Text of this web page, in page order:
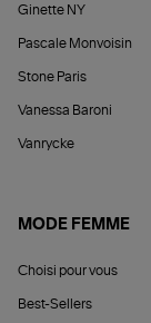
Ginette NY
Pascale Monvoisin
Stone Paris
Vanessa Baroni
Vanrycke
MODE FEMME
Choisi pour vous
Best-Sellers